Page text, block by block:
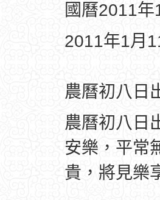
國曆2011
2011年1月
農曆初八日
農曆初八日
安樂，平常
貴，將見樂